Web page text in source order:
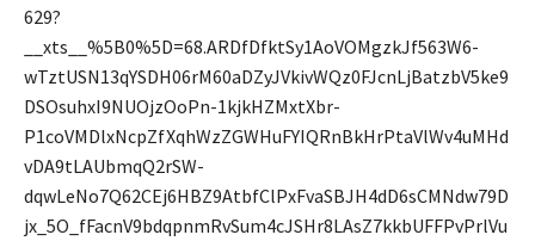
629?
__xts__%5B0%5D=68.ARDfDfktSy1AoVOMgzkJf563W6-
wTztUSN13qYSDH06rM60aDZyJVkivWQz0FJcnLjBatzbV5ke9
DSOsuhxI9NUOjzOoPn-1kjkHZMxtXbr-
P1coVMDlxNcpZfXqhWzZGWHuFYIQRnBkHrPtaVlWv4uMHd
vDA9tLAUbmqQ2rSW-
dqwLeNo7Q62CEj6HBZ9AtbfClPxFvaSBJH4dD6sCMNdw79D
jx_5O_fFacnV9bdqpnmRvSum4cJSHr8LAsZ7kkbUFFPvPrlVu